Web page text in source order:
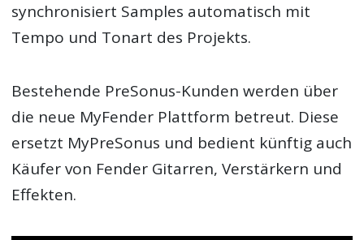
synchronisiert Samples automatisch mit
Tempo und Tonart des Projekts.
Bestehende PreSonus-Kunden werden über
die neue MyFender Plattform betreut. Diese
ersetzt MyPreSonus und bedient künftig auch
Käufer von Fender Gitarren, Verstärkern und
Effekten.